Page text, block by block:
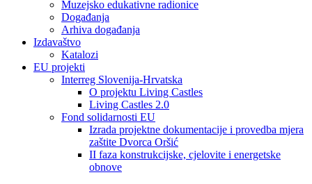
Muzejsko edukativne radionice
Događanja
Arhiva događanja
Izdavaštvo
Katalozi
EU projekti
Interreg Slovenija-Hrvatska
O projektu Living Castles
Living Castles 2.0
Fond solidarnosti EU
Izrada projektne dokumentacije i provedba mjera
zaštite Dvorca Oršić
II faza konstrukcijske, cjelovite i energetske
obnove